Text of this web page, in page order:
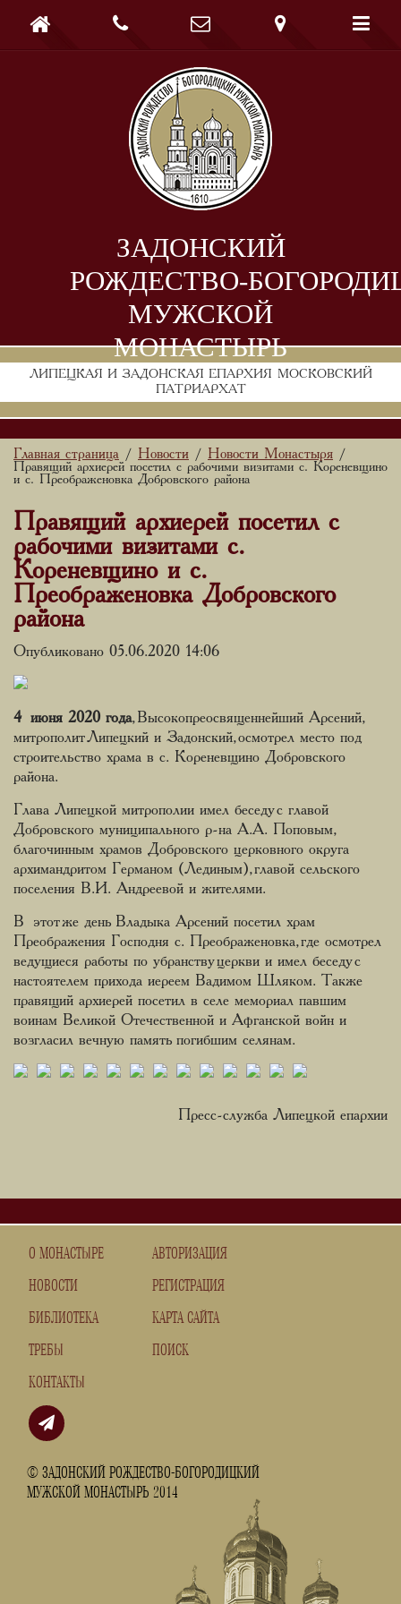
ЗАДОНСКИЙ
РОЖДЕСТВО-
МУЖСКОЙ
МОНАСТЫРЬ
ЛИПЕЦКАЯ И ЗАДОНСКАЯ ЕПАРХИЯ МОСКОВСКИЙ
ПАТРИАРХАТ
    
Главная страница / Новости / Новости Монастыря /
Правящий архиерей посетил с рабочими визитами с. Кореневщино
и с. Преображеновка Добровского района
Правящий архиерей посетил с
рабочими визитами с.
Кореневщино и с.
Преображеновка Добровского
района
Опубликовано 05.06.2020 14:06
4 июня 2020 года, Высокопреосвященнейший Арсений,
митрополит Липецкий и Задонский, осмотрел место под
строительство храма в с. Кореневщино Добровского
района.
Глава Липецкой митрополии имел беседу с главой
Добровского муниципального р-на А.А. Поповым,
благочинным храмов Добровского церковного округа
архимандритом Германом (Лединым), главой сельского
поселения В.И. Андреевой и жителями.
В этот же день Владыка Арсений посетил храм
Преображения Господня с. Преображеновка, где осмотрел
ведущиеся работы по убранству церкви и имел беседу с
настоятелем прихода иереем Вадимом Шляком. Также
правящий архиерей посетил в селе мемориал павшим
воинам Великой Отечественной и Афганской войн и
возгласил вечную память погибшим селянам.
Пресс-служба Липецкой епархии
О МОНАСТЫРЕ
НОВОСТИ
БИБЛИОТЕКА
ТРЕБЫ
КОНТАКТЫ
© ЗАДОНСКИЙ РОЖДЕСТВО-БОГОРОДИЦКИЙ
МУЖСКОЙ МОНАСТЫРЬ 2014
АВТОРИЗАЦИЯ
РЕГИСТРАЦИЯ
КАРТА САЙТА
ПОИСК